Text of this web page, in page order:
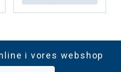
i vores webshop